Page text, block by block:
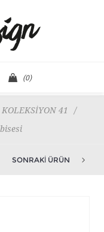
(0)
KOLEKSİYON 41
/
SONRAKI ÜRÜN